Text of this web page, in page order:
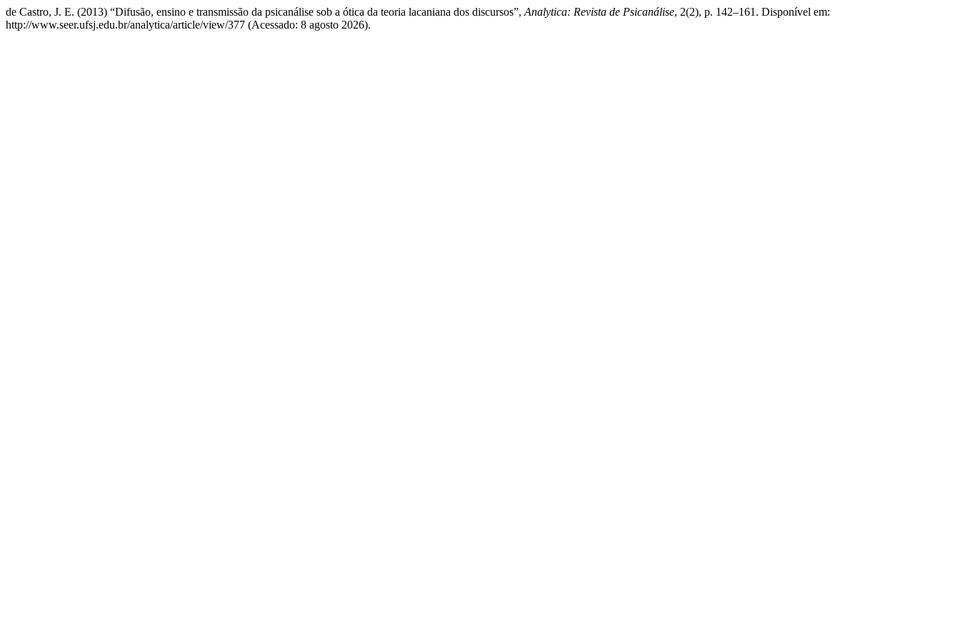
de Castro, J. E. (2013) “Difusão, ensino e transmissão da psicanálise sob a ótica da teoria lacaniana dos discursos”, Analytica: Revista de Psicanálise, 2(2), p. 142–161. Disponível em:
http://www.seer.ufsj.edu.br/analytica/article/view/377 (Acessado: 8 agosto 2026).